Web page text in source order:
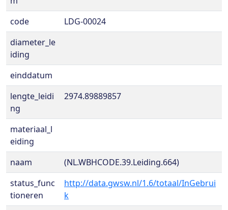
code
LDG-00024
diameter_le
iding
einddatum
lengte_leidi
ng
2974.89889857
materiaal_l
eiding
naam
(NL.WBHCODE.39.Leiding.664)
status_func
tioneren
http://data.gwsw.nl/1.6/totaal/InGebrui
k